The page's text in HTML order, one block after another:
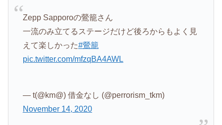
Zepp Sapporoの鶯籠さん
一流のみ立てるステージだけど後ろからもよく見
えて楽しかった#鶯籠
pic.twitter.com/mfzqBA4AWL
— t(@km@) 借金なし (@perrorism_tkm)
November 14, 2020